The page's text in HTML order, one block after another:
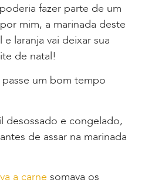
fazer parte de um
mim, a marinada deste
laranja vai deixar sua
de natal!
um bom tempo
desossado e congelado,
de assar na marinada
a carne somava os